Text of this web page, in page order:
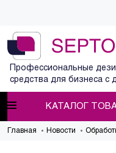
Профессиональные
средства для бизнеса с
КАТАЛОГ
Главная Новости